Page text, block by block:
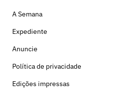
A Semana
Expediente
Anuncie
Política de privacidade
Edições impressas